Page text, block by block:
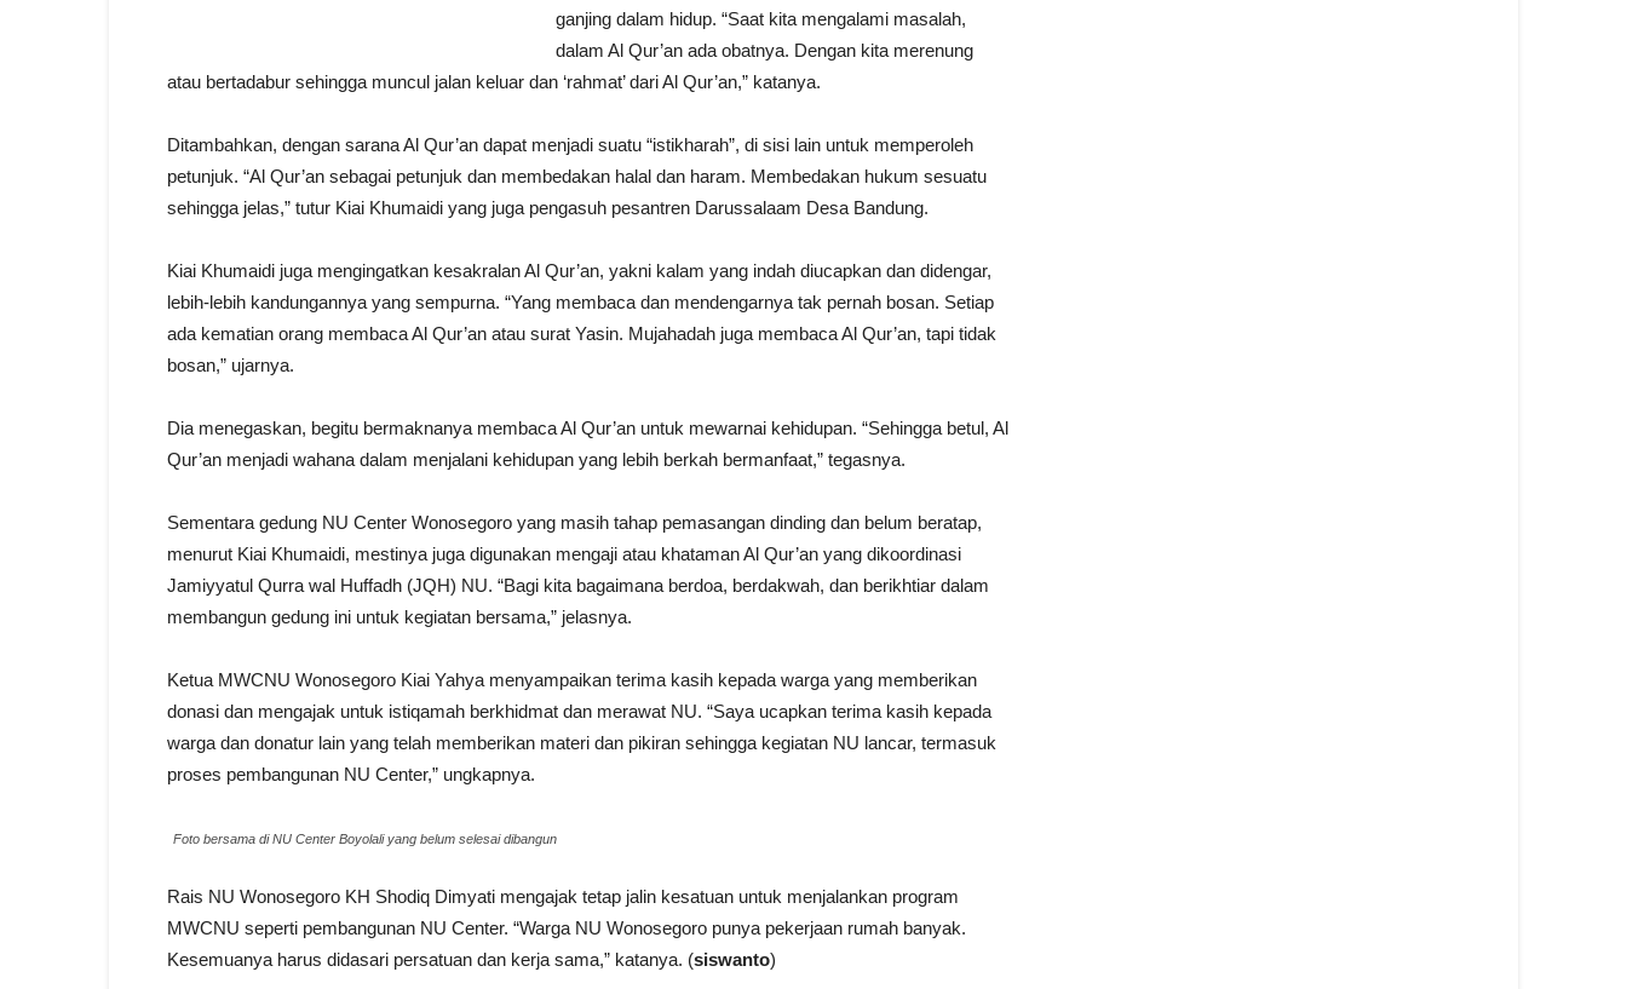
ganjing dalam hidup. “Saat kita mengalami masalah,
dalam Al Qur’an ada obatnya. Dengan kita merenung
atau bertadabur sehingga muncul jalan keluar dan ‘rahmat’ dari Al Qur’an,” katanya.
Ditambahkan, dengan sarana Al Qur’an dapat menjadi suatu “istikharah”, di sisi lain untuk memperoleh
petunjuk. “Al Qur’an sebagai petunjuk dan membedakan halal dan haram. Membedakan hukum sesuatu
sehingga jelas,” tutur Kiai Khumaidi yang juga pengasuh pesantren Darussalaam Desa Bandung.
Kiai Khumaidi juga mengingatkan kesakralan Al Qur’an, yakni kalam yang indah diucapkan dan didengar,
lebih-lebih kandungannya yang sempurna. “Yang membaca dan mendengarnya tak pernah bosan. Setiap
ada kematian orang membaca Al Qur’an atau surat Yasin. Mujahadah juga membaca Al Qur’an, tapi tidak
bosan,” ujarnya.
Dia menegaskan, begitu bermaknanya membaca Al Qur’an untuk mewarnai kehidupan. “Sehingga betul, Al
Qur’an menjadi wahana dalam menjalani kehidupan yang lebih berkah bermanfaat,” tegasnya.
Sementara gedung NU Center Wonosegoro yang masih tahap pemasangan dinding dan belum beratap,
menurut Kiai Khumaidi, mestinya juga digunakan mengaji atau khataman Al Qur’an yang dikoordinasi
Jamiyyatul Qurra wal Huffadh (JQH) NU. “Bagi kita bagaimana berdoa, berdakwah, dan berikhtiar dalam
membangun gedung ini untuk kegiatan bersama,” jelasnya.
Ketua MWCNU Wonosegoro Kiai Yahya menyampaikan terima kasih kepada warga yang memberikan
donasi dan mengajak untuk istiqamah berkhidmat dan merawat NU. “Saya ucapkan terima kasih kepada
warga dan donatur lain yang telah memberikan materi dan pikiran sehingga kegiatan NU lancar, termasuk
proses pembangunan NU Center,” ungkapnya.
Foto bersama di NU Center Boyolali yang belum selesai dibangun
Rais NU Wonosegoro KH Shodiq Dimyati mengajak tetap jalin kesatuan untuk menjalankan program
MWCNU seperti pembangunan NU Center. “Warga NU Wonosegoro punya pekerjaan rumah banyak.
Kesemuanya harus didasari persatuan dan kerja sama,” katanya. (siswanto)